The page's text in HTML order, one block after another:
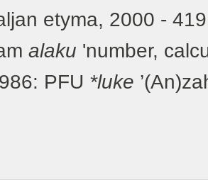
etyma, 2000 -
alaku 'number,
PFU *luke